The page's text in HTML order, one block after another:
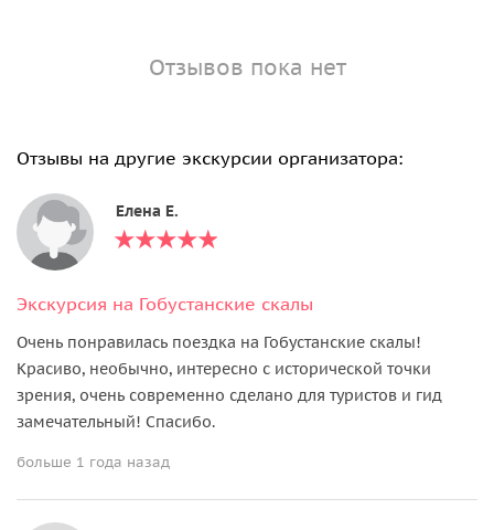
Отзывов пока нет
Отзывы на другие экскурсии организатора:
Елена Е.
Экскурсия на Гобустанские скалы
Очень понравилась поездка на Гобустанские скалы!
Красиво, необычно, интересно с исторической точки
зрения, очень современно сделано для туристов и гид
замечательный! Спасибо.
больше 1 года назад